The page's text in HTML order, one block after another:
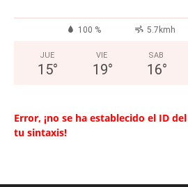
100 % 5.7kmh
JUE
15°
VIE
19°
SAB
16°
Error, ¡no se ha establecido el ID
tu sintaxis!